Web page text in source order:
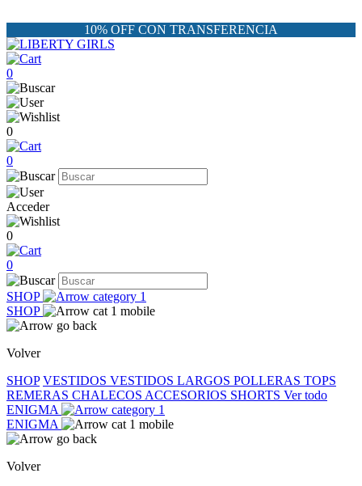
10% OFF CON TRANSFERENCIA
0
0
0
Acceder
0
0
SHOP
SHOP
Volver
SHOP VESTIDOS VESTIDOS LARGOS POLLERAS TOPS
REMERAS CHALECOS ACCESORIOS SHORTS Ver todo
ENIGMA
ENIGMA
Volver